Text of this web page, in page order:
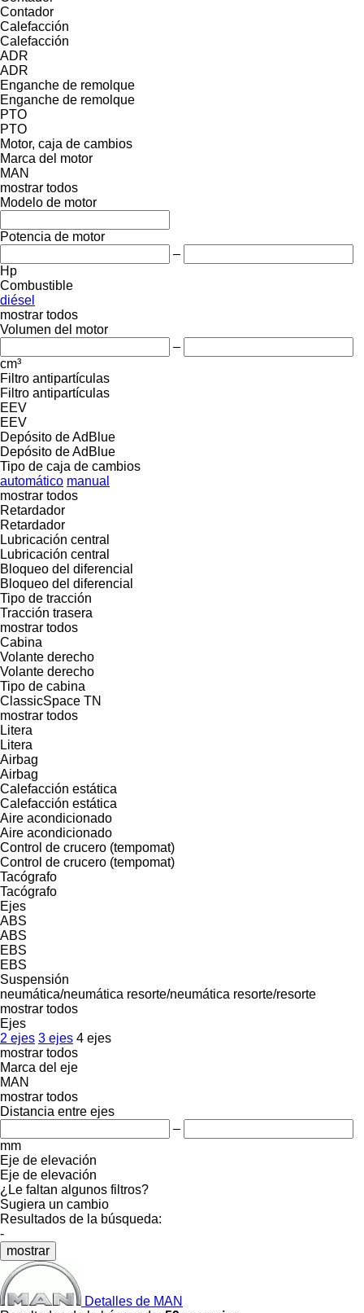
Contador
Calefacción
Calefacción
ADR
ADR
Enganche de remolque
Enganche de remolque
PTO
PTO
Motor, caja de cambios
Marca del motor
MAN
mostrar todos
Modelo de motor
Potencia de motor
–
Hp
Combustible
diésel
mostrar todos
Volumen del motor
–
cm³
Filtro antipartículas
Filtro antipartículas
EEV
EEV
Depósito de AdBlue
Depósito de AdBlue
Tipo de caja de cambios
automático manual
mostrar todos
Retardador
Retardador
Lubricación central
Lubricación central
Bloqueo del diferencial
Bloqueo del diferencial
Tipo de tracción
Tracción trasera
mostrar todos
Cabina
Volante derecho
Volante derecho
Tipo de cabina
ClassicSpace TN
mostrar todos
Litera
Litera
Airbag
Airbag
Calefacción estática
Calefacción estática
Aire acondicionado
Aire acondicionado
Control de crucero (tempomat)
Control de crucero (tempomat)
Tacógrafo
Tacógrafo
Ejes
ABS
ABS
EBS
EBS
Suspensión
neumática/neumática resorte/neumática resorte/resorte
mostrar todos
Ejes
2 ejes 3 ejes 4 ejes
mostrar todos
Marca del eje
MAN
mostrar todos
Distancia entre ejes
–
mm
Eje de elevación
Eje de elevación
¿Le faltan algunos filtros?
Sugiera un cambio
Resultados de la búsqueda:
-
mostrar
Detalles de MAN